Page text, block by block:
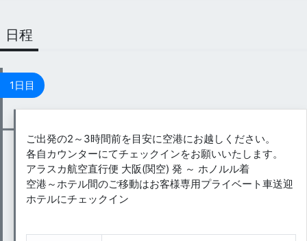
日程
1日目
ご出発の2～3時間前を目安に空港にお越しください。
各自カウンターにてチェックインをお願いいたします。
アラスカ航空直行便 大阪(関空) 発 ～ ホノルル着
空港～ホテル間のご移動はお客様専用プライベート車送迎
ホテルにチェックイン